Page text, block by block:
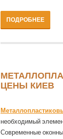
ПОДРОБНЕЕ
ЦЕНЫ КИЕВ
необходимый
Современные